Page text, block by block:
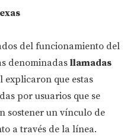
del funcionamiento del
denominadas llamadas
explicaron que estas
por usuarios que se
sostener un vínculo de
a través de la línea.